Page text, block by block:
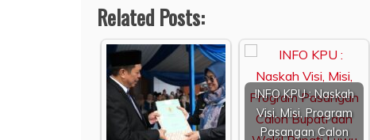
Related Posts:
INFO KPU : Naskah
Visi, Misi, Program
Pasangan Calon